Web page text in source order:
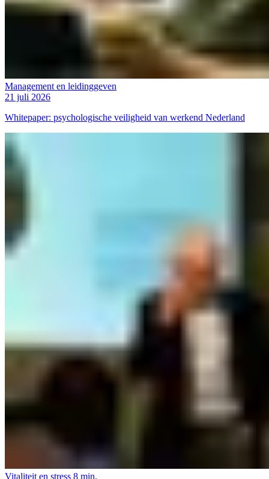
Management en leidinggeven
21 juli 2026
Whitepaper: psychologische veiligheid van werkend Nederland
Vitaliteit en stress 8 min.